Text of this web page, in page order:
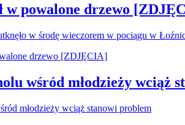
w powalone drzewo
w środę wieczorem w pociągu w
wśród młodzieży wciąż